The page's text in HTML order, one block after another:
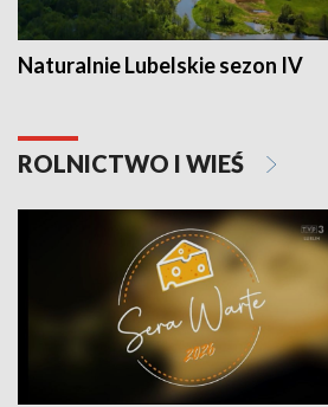
Naturalnie Lubelskie sezon IV
ROLNICTWO I WIEŚ